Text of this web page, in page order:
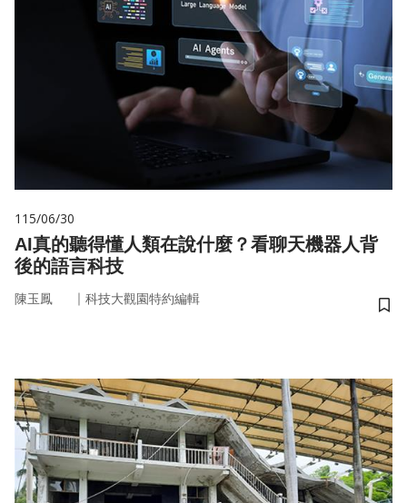
115/06/30
AI真的聽得懂人類在說什麼？看聊天機器人背
後的語言科技
陳玉鳳 ｜ 科技大觀園特約編輯
儲